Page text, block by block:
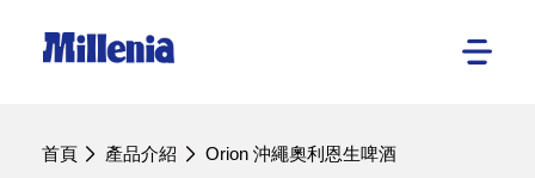
首頁 產品介紹
Orion 沖繩奧利恩生啤酒